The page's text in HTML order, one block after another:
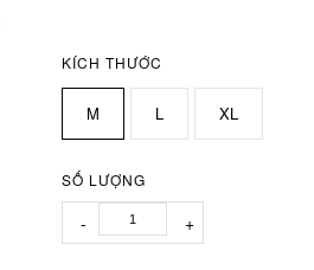
KÍCH THƯỚC
M L XL
SỐ LƯỢNG
- +